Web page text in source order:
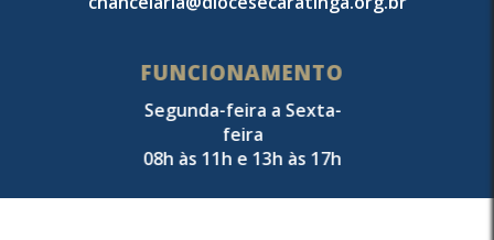
FUNCIONAMENTO
Segunda-feira a Sexta-
feira
08h às 11h e 13h às 17h